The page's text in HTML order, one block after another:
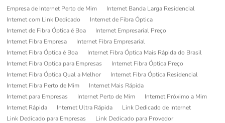
Empresa de Internet Perto de Mim
Internet Banda Larga Residencial
Internet com Link Dedicado
Internet de Fibra Óptica
Internet de Fibra Óptica é Boa
Internet Empresarial Preço
Internet Fibra Empresa
Internet Fibra Empresarial
Internet Fibra Óptica é Boa
Internet Fibra Óptica Mais Rápida do Brasil
Internet Fibra Optica para Empresas
Internet Fibra Óptica Preço
Internet Fibra Óptica Qual a Melhor
Internet Fibra Óptica Residencial
Internet Fibra Perto de Mim
Internet Mais Rápida
Internet para Empresas
Internet Perto de Mim
Internet Próximo a Mim
Internet Rápida
Internet Ultra Rápida
Link Dedicado de Internet
Link Dedicado para Empresas
Link Dedicado para Provedor